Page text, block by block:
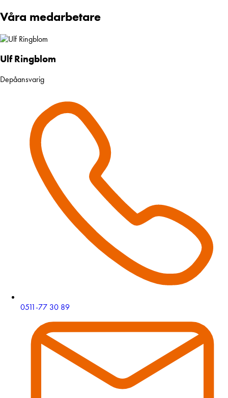
Våra medarbetare
Ulf Ringblom
Depåansvarig
0511-77 30 89